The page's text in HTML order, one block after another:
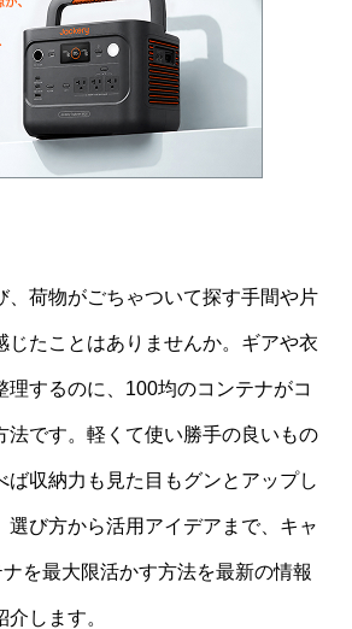
、荷物がごちゃついて探す手間や片
じたことはありませんか。ギアや衣
理するのに、100均のコンテナがコ
法です。軽くて使い勝手の良いもの
ば収納力も見た目もグンとアップし
選び方から活用アイデアまで、キャ
を最大限活かす方法を最新の情報
します。